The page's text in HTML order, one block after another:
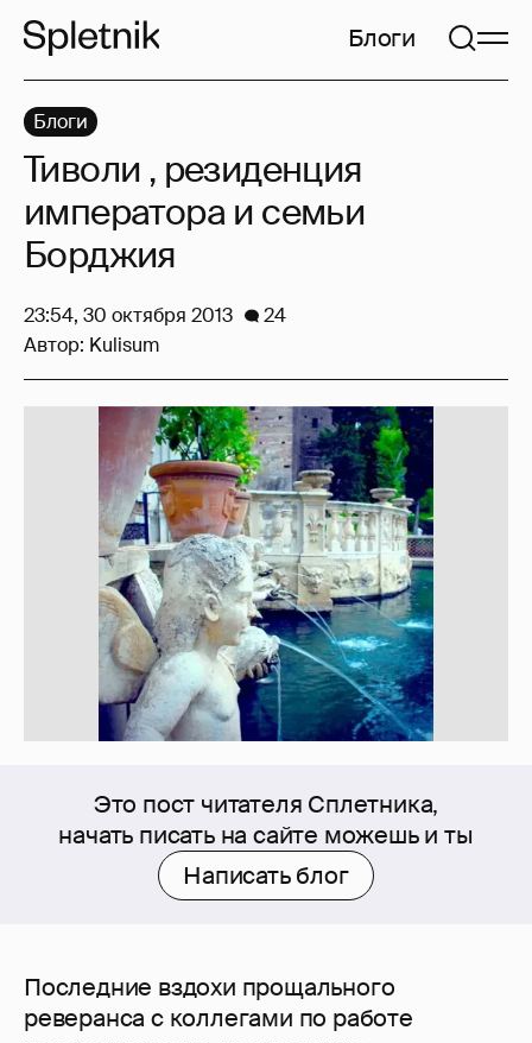
Блоги
Это пост читателя Сплетника,
начать писать на сайте можешь и ты
Написать блог
Последние вздохи прощального
реверанса с коллегами по работе
Блоги
Тиволи , резиденция
императора и семьи
Борджия
23:54, 30 октября 2013
24
Автор: Kulisum